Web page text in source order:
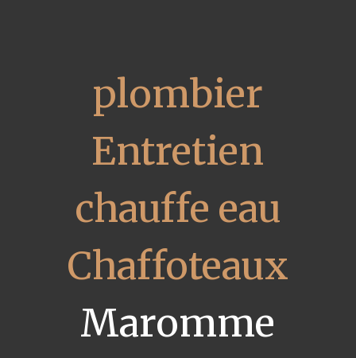
plombier
Entretien
chauffe eau
Chaffoteaux
Maromme